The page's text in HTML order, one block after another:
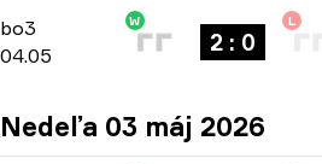
bo3 -bo3
04.05
W
2 : 0
L
Nedeľa 03 máj 2026